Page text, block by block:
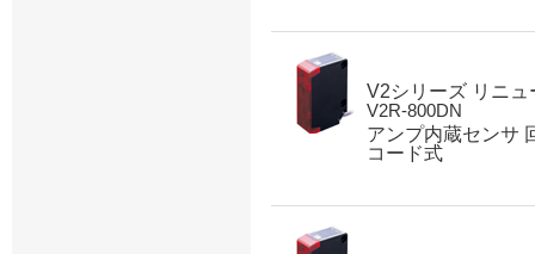
V2シリーズ リニ
V2R-800DN
アンプ内蔵センサ
コード式